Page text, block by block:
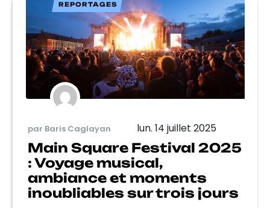
REPORTAGES
par Baris Caglayan lun. 14 juillet 2025
Main Square Festival 2025
: Voyage musical,
ambiance et moments
inoubliables sur trois jours